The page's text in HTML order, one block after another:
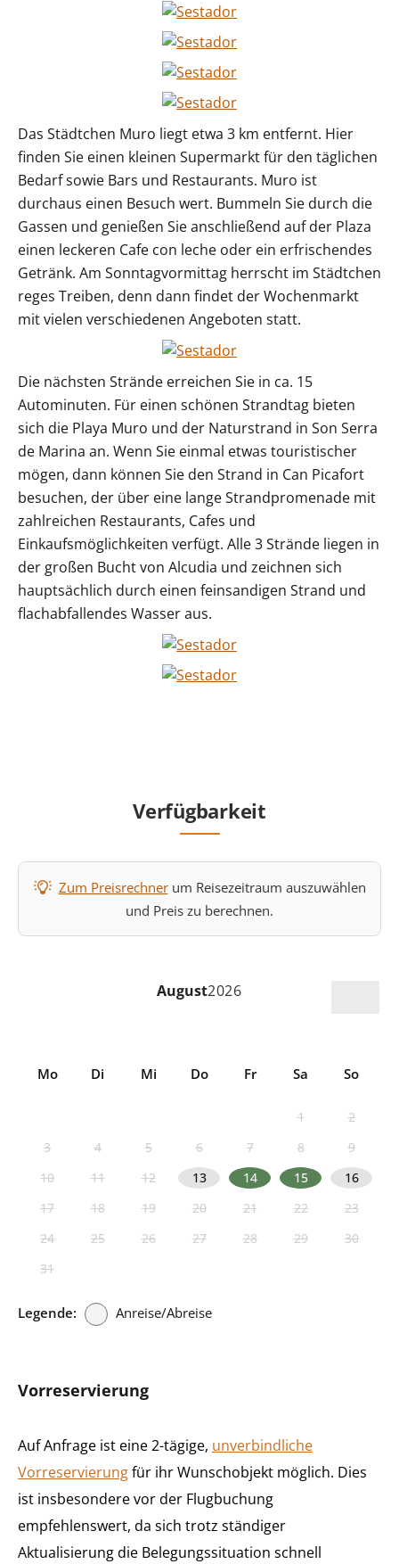
Das Städtchen Muro liegt etwa 3 km entfernt. Hier
finden Sie einen kleinen Supermarkt für den täglichen
Bedarf sowie Bars und Restaurants. Muro ist
durchaus einen Besuch wert. Bummeln Sie durch die
Gassen und genießen Sie anschließend auf der Plaza
einen leckeren Cafe con leche oder ein erfrischendes
Getränk. Am Sonntagvormittag herrscht im Städtchen
reges Treiben, denn dann findet der Wochenmarkt
mit vielen verschiedenen Angeboten statt.
Die nächsten Strände erreichen Sie in ca. 15
Autominuten. Für einen schönen Strandtag bieten
sich die Playa Muro und der Naturstrand in Son Serra
de Marina an. Wenn Sie einmal etwas touristischer
mögen, dann können Sie den Strand in Can Picafort
besuchen, der über eine lange Strandpromenade mit
zahlreichen Restaurants, Cafes und
Einkaufsmöglichkeiten verfügt. Alle 3 Strände liegen in
der großen Bucht von Alcudia und zeichnen sich
hauptsächlich durch einen feinsandigen Strand und
flachabfallendes Wasser aus.
Verfügbarkeit
Zum Preisrechnerum Reisezeitraum auszuwählen
und Preis zu berechnen.
August2026
Mo Di Mi Do Fr Sa So
1
2
3
4 5 6 7 8
9
10
11 12 13 14 15
16
17
18 19 20 21 22
23
24
25 26 27 28 29
30
31
Legende: Anreise/Abreise
Vorreservierung
Auf Anfrage ist eine 2-tägige, unverbindliche
Vorreservierungfür ihr Wunschobjekt möglich. Dies
ist insbesondere vor der Flugbuchung
empfehlenswert, da sich trotz ständiger
Aktualisierung die Belegungssituation schnell